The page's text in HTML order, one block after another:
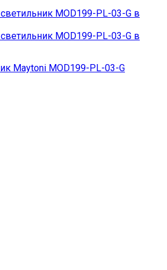
Maytoni MOD199-PL-03-G